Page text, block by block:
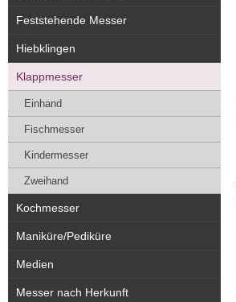
Feststehende Messer
Hiebklingen
Klappmesser
Einhand
Fischmesser
Kindermesser
Zweihand
Kochmesser
Maniküre/Pediküre
Medien
Messer nach Herkunft